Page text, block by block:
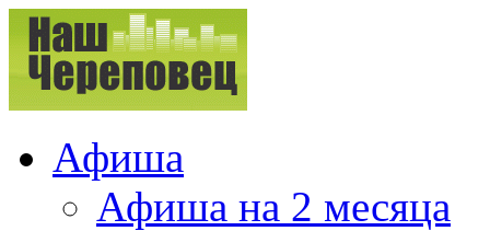
Афиша
Афиша на 2 месяца